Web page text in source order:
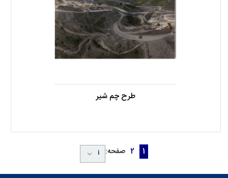
طرح چم شیر
1
2 صفحه: